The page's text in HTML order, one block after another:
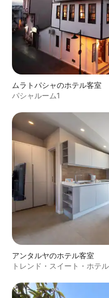
ムラトパシャのホテル客室
パシャルーム1
アンタルヤのホテル客室
トレンド・スイート・ホテ